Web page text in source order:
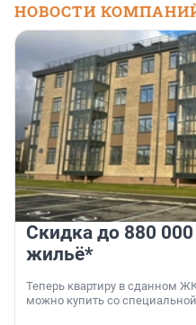
НОВОСТИ
Скидка до 880 000
жильё*
Теперь квартиру в сданном
можно купить со